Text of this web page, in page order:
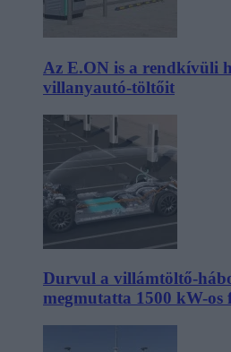
Az E.ON is a rendkívüli
villanyautó-töltőit
Durvul a villámtöltő-
megmutatta 1500 kW-os